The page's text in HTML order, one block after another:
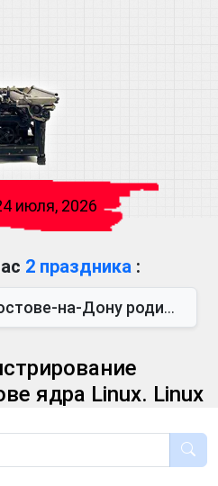
июля, 2026
2 праздника :
Михайлович Глушков. Под руководством Виктора Михайло...
ядра Linux. Linux